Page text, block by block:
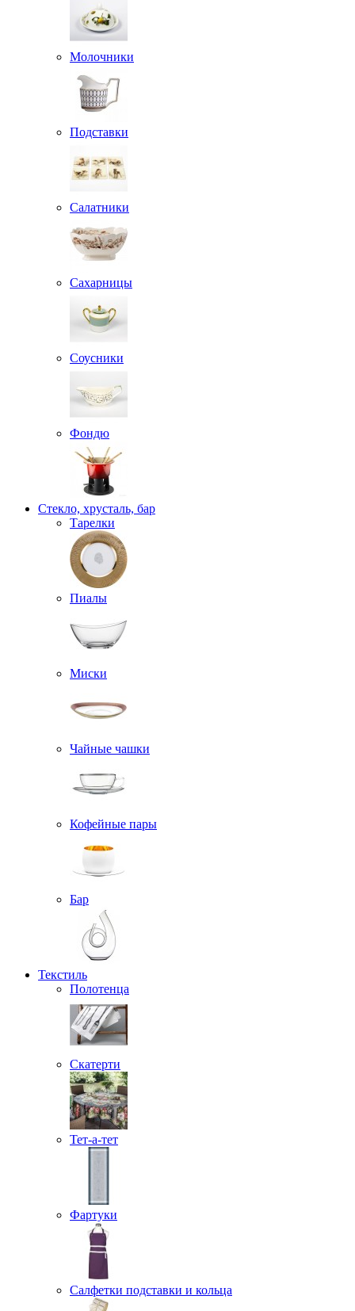
Молочники
Подставки
Салатники
Сахарницы
Соусники
Фондю
Стекло, хрусталь, бар
Тарелки
Пиалы
Миски
Чайные чашки
Кофейные пары
Бар
Текстиль
Полотенца
Скатерти
Тет-а-тет
Фартуки
Салфетки подставки и кольца